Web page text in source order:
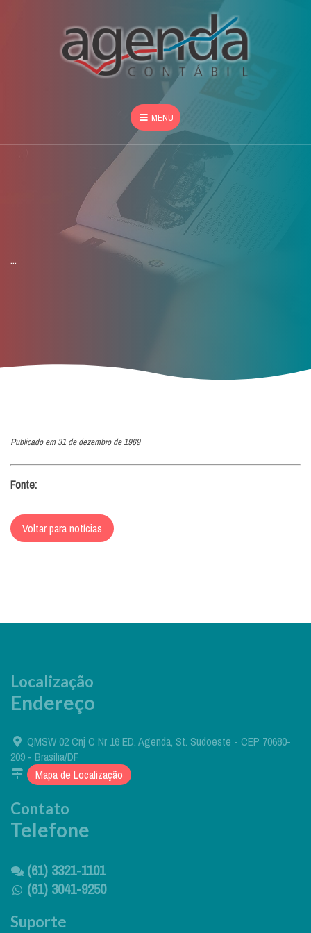
MENU
...
Publicado em 31 de dezembro de 1969
Fonte:
Voltar para notícias
Localização
Endereço
QMSW 02 Cnj C Nr 16 ED. Agenda, St. Sudoeste - CEP 70680-
209 - Brasília/DF
Mapa de Localização
Contato
Telefone
(61) 3321-1101
(61) 3041-9250
Suporte